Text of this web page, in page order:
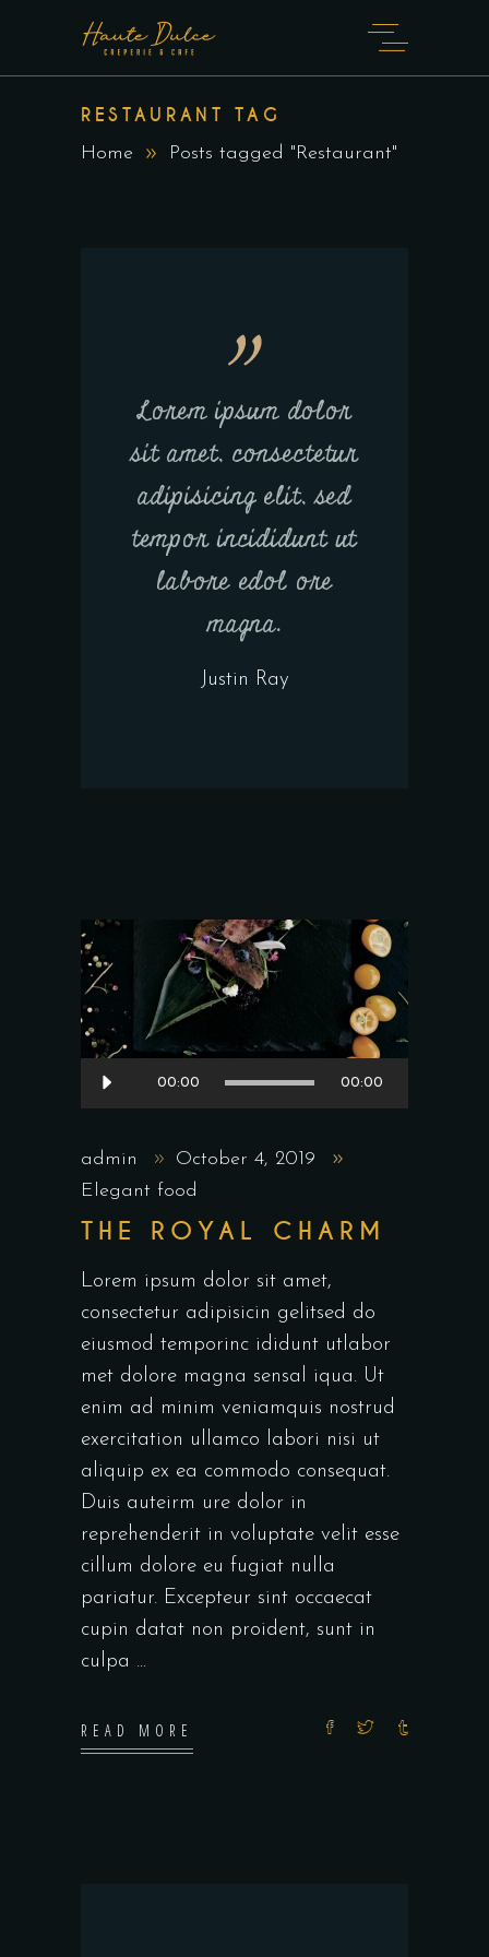
RESTAURANT TAG
Home Posts tagged "Restaurant"
Lorem ipsum dolor
sit amet, consectetur
adipisicing elit, sed
tempor incididunt ut
labore edol ore
magna.
Justin Ray
Audio
Player
00:00 00:00
admin
October 4, 2019
Elegant food
THE ROYAL CHARM
Lorem ipsum dolor sit amet,
consectetur adipisicin gelitsed do
eiusmod temporinc ididunt utlabor
met dolore magna sensal iqua. Ut
enim ad minim veniamquis nostrud
exercitation ullamco labori nisi ut
aliquip ex ea commodo consequat.
Duis auteirm ure dolor in
reprehenderit in voluptate velit esse
cillum dolore eu fugiat nulla
pariatur. Excepteur sint occaecat
cupin datat non proident, sunt in
culpa
READ MORE